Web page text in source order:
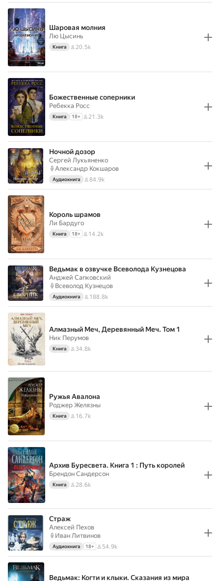
Шаровая молния
Лю Цысинь
Книга 20.5k
Божественные соперники
Ребекка Росс
Книга 18+ 21.3k
Ночной дозор
Сергей Лукьяненко
Александр Кокшаров
Аудиокнига 84.9k
Король шрамов
Ли Бардуго
Книга 18+ 14.2k
Ведьмак в озвучке Всеволода Кузнецова
Анджей Сапковский
Всеволод Кузнецов
Аудиокнига 188.8k
Алмазный Меч, Деревянный Меч. Том 1
Ник Перумов
Книга 34.8k
Ружья Авалона
Роджер Желязны
Книга 16.7k
Архив Буресвета. Книга 1 : Путь королей
Брендон Сандерсон
Книга 28.6k
Страж
Алексей Пехов
Иван Литвинов
Аудиокнига 18+ 54.9k
Ведьмак: Когти и клыки. Сказания из мира